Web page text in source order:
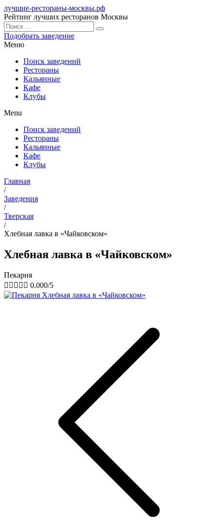
лучшие-рестораны-москвы.рф
Рейтинг лучших ресторанов Москвы
Подобрать заведение
Меню
Поиск заведений
Рестораны
Кальянные
Кафе
Клубы
Menu
Поиск заведений
Рестораны
Кальянные
Кафе
Клубы
Главная
/
Заведения
/
Тверская
/
Хлебная лавка в «Чайковском»
Хлебная лавка в «Чайковском»
Пекарня
     0.000/5